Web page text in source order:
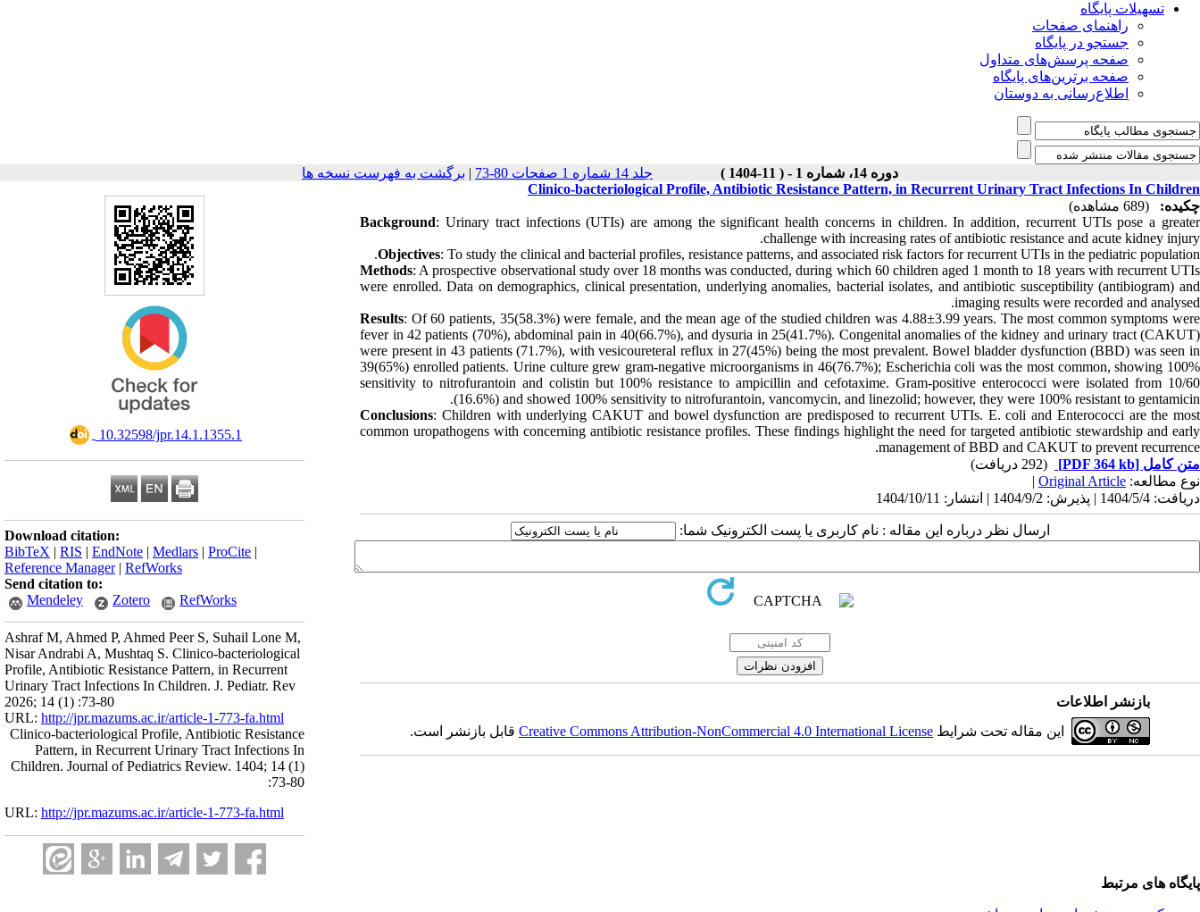
تسهیلات پایگاه
راهنمای صفحات
جستجو در پایگاه
صفحه پرسش‌های متداول
صفحه برترین‌های پایگاه
اطلاع‌رسانی به دوستان
دوره 14، شماره 1 - ( 11-1404 ) جلد 14 شماره 1 صفحات 80-73 | برگشت به فهرست نسخه ها
‎ 10.32598/jpr.14.1.1355.1
Download citation:
BibTeX | RIS | EndNote | Medlars | ProCite |
Reference Manager| RefWorks
Send citation to:
Mendeley
Zotero RefWorks
Ashraf M, Ahmed P, Ahmed Peer S, Suhail Lone M,
Nisar Andrabi A, Mushtaq S. Clinico-bacteriological
Profile, Antibiotic Resistance Pattern, in Recurrent
Urinary Tract Infections In Children. J. Pediatr. Rev
2026; 14 (1) :73-80
URL: http://jpr.mazums.ac.ir/article-1-773-fa.html
Clinico-bacteriological Profile, Antibiotic Resistance
Pattern, in Recurrent Urinary Tract Infections In
Children. Journal of Pediatrics Review. 1404; 14 (1)
:73-80
URL: http://jpr.mazums.ac.ir/article-1-773-fa.html
Clinico-bacteriological Profile, Antibiotic Resistance Pattern, in Recurrent Urinary Tract Infections In Children
چکیده:
(689 مشاهده)
Background: Urinary tract infections (UTIs) are among the significant health concerns in children. In addition, recurrent UTIs pose a greater
challenge with increasing rates of antibiotic resistance and acute kidney injury.
Objectives: To study the clinical and bacterial profiles, resistance patterns, and associated risk factors for recurrent UTIs in the pediatric population.
Methods: A prospective observational study over 18 months was conducted, during which 60 children aged 1 month to 18 years with recurrent UTIs
were enrolled. Data on demographics, clinical presentation, underlying anomalies, bacterial isolates, and antibiotic susceptibility (antibiogram) and
imaging results were recorded and analysed.
Results: Of 60 patients, 35(58.3%) were female, and the mean age of the studied children was 4.88±3.99 years. The most common symptoms were
fever in 42 patients (70%), abdominal pain in 40(66.7%), and dysuria in 25(41.7%). Congenital anomalies of the kidney and urinary tract (CAKUT)
were present in 43 patients (71.7%), with vesicoureteral reflux in 27(45%) being the most prevalent. Bowel bladder dysfunction (BBD) was seen in
39(65%) enrolled patients. Urine culture grew gram-negative microorganisms in 46(76.7%); Escherichia coli was the most common, showing 100%
sensitivity to nitrofurantoin and colistin but 100% resistance to ampicillin and cefotaxime. Gram-positive enterococci were isolated from 10/60
(16.6%) and showed 100% sensitivity to nitrofurantoin, vancomycin, and linezolid; however, they were 100% resistant to gentamicin.
Conclusions: Children with underlying CAKUT and bowel dysfunction are predisposed to recurrent UTIs. E. coli and Enterococci are the most
common uropathogens with concerning antibiotic resistance profiles. These findings highlight the need for targeted antibiotic stewardship and early
management of BBD and CAKUT to prevent recurrence.
متن کامل [PDF 364 kb]
(292 دریافت)
نوع مطالعه: Original Article
|
دریافت: 1404/5/4 | پذیرش: 1404/9/2 | انتشار: 1404/10/11
ارسال نظر درباره این مقاله : نام کاربری یا پست الکترونیک شما:
بازنشر اطلاعات
این مقاله تحت شرایط Creative Commons Attribution-NonCommercial 4.0 International Licenseقابل بازنشر است.
پایگاه های مرتبط